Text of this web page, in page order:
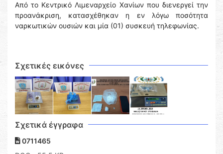
Από το Κεντρικό Λιμεναρχείο Χανίων που διενεργεί την
προανάκριση, κατασχέθηκαν η εν λόγω ποσότητα
ναρκωτικών ουσιών και μία (01) συσκευή τηλεφωνίας.
Σχετικές εικόνες
Σχετικά έγγραφα
0711465